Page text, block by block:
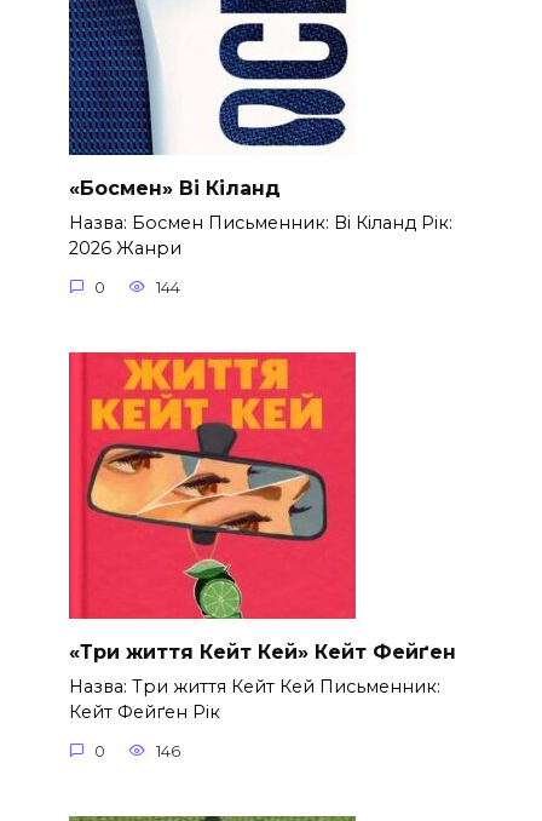
«Босмен» Ві Кіланд
Назва: Босмен Письменник: Ві Кіланд Рік:
2026 Жанри
0 144
«Три життя Кейт Кей» Кейт Фейґен
Назва: Три життя Кейт Кей Письменник:
Кейт Фейґен Рік
0 146